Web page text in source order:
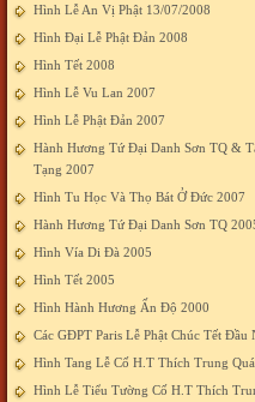
Hình Lễ An Vị Phật 13/07/2008
Hình Đại Lễ Phật Đản 2008
Hình Tết 2008
Hình Lễ Vu Lan 2007
Hình Lễ Phật Đản 2007
Hành Hương Tứ Đại Danh Sơn TQ &
Tạng 2007
Hình Tu Học Và Thọ Bát Ở Đức 2007
Hành Hương Tứ Đại Danh Sơn TQ
Hình Vía Di Đà 2005
Hình Tết 2005
Hình Hành Hương Ấn Độ 2000
Các GĐPT Paris Lễ Phật Chúc Tết Đầu
Hình Tang Lễ Cố H.T Thích Trung
Hình Lễ Tiểu Tường Cố H.T Thích